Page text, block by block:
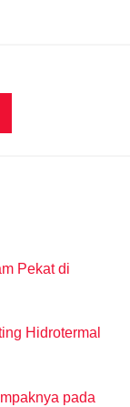
Pekat di
Hidrotermal
pada